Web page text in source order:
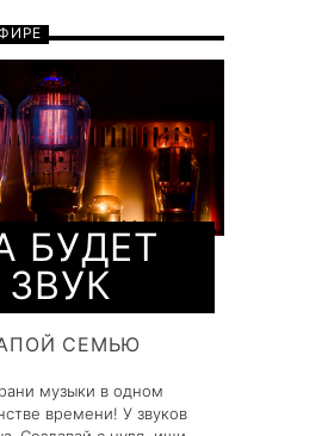
БУДЕТ
ЗВУК
СЕМЬЮ
музыки в одном
времени! У звуков